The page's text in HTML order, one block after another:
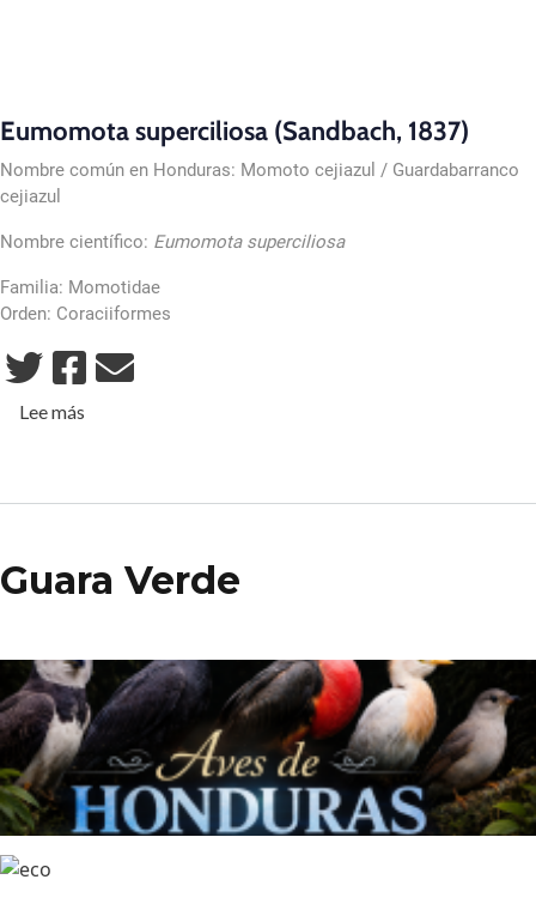
Eumomota superciliosa (Sandbach, 1837)
Nombre común en Honduras: Momoto cejiazul / Guardabarranco
cejiazul
Nombre científico: Eumomota superciliosa
Familia: Momotidae
Orden: Coraciiformes
Lee más
Guara Verde